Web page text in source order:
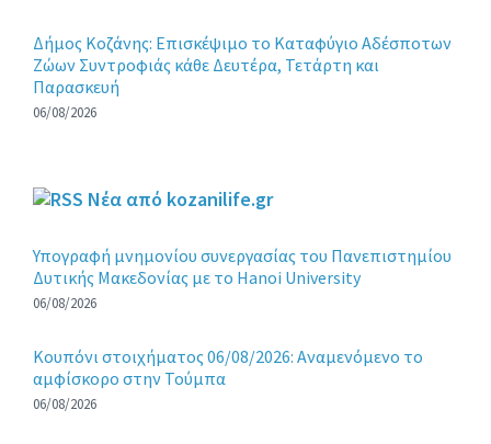
Δήμος Κοζάνης: Επισκέψιμο το Καταφύγιο Αδέσποτων
Ζώων Συντροφιάς κάθε Δευτέρα, Τετάρτη και
Παρασκευή
06/08/2026
Νέα από kozanilife.gr
Υπογραφή μνημονίου συνεργασίας του Πανεπιστημίου
Δυτικής Μακεδονίας με το Hanoi University
06/08/2026
Κουπόνι στοιχήματος 06/08/2026: Αναμενόμενο το
αμφίσκορο στην Τούμπα
06/08/2026